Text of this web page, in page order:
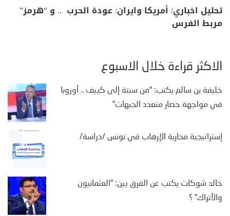
تحليل اخباري/ أمريكا وايران: عودة الحرب .. و “هرمز”
مربط الفرس
الأكثر قراءة خلال الأسبوع
خليفة بن سالم يكتب: “من سبتة إلى كييف .. أوروبا
في مواجهة حصار متعدد الجبهات”
إستراتيجية محاربة الإرهاب في تونس /دراسة/
خالد شوكات يكتب عن الفرق بين: “العثمانيون
والأتراك” ؟